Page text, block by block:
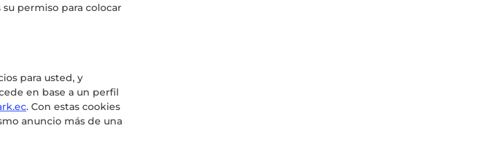
permiso para colocar
para usted, y
en base a un perfil
. Con estas cookies
anuncio más de una